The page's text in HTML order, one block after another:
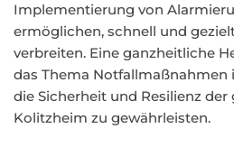
Implementierung von
ermöglichen, schnell und
verbreiten. Eine ganzheitliche
das Thema Notfallmaßnahmen
die Sicherheit und Resilienz
Kolitzheim zu gewährleisten.